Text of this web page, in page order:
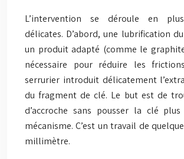
L’intervention se déroule en
délicates. D’abord, une lubrification
un produit adapté (comme le
nécessaire pour réduire les
serrurier introduit délicatement
du fragment de clé. Le but est de
d’accroche sans pousser la clé
mécanisme. C’est un travail de
millimètre.